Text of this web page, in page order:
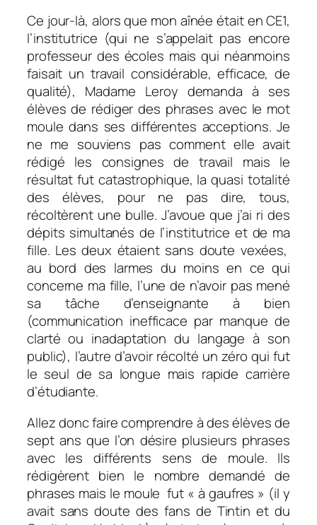
Ce jour-là, alors que mon aînée était en CE1,
l’institutrice (qui ne s’appelait pas encore
professeur des écoles mais qui néanmoins
faisait un travail considérable, efficace, de
qualité), Madame Leroy demanda à ses
élèves de rédiger des phrases avec le mot
moule dans ses différentes acceptions. Je
ne me souviens pas comment elle avait
rédigé les consignes de travail mais le
résultat fut catastrophique, la quasi totalité
des élèves, pour ne pas dire, tous,
récoltèrent une bulle. J’avoue que j’ai ri des
dépits simultanés de l’institutrice et de ma
fille. Les deux étaient sans doute vexées,
au bord des larmes du moins en ce qui
concerne ma fille, l’une de n’avoir pas mené
sa tâche d’enseignante à bien
(communication inefficace par manque de
clarté ou inadaptation du langage à son
public), l’autre d’avoir récolté un zéro qui fut
le seul de sa longue mais rapide carrière
d’étudiante.
Allez donc faire comprendre à des élèves de
sept ans que l’on désire plusieurs phrases
avec les différents sens de moule. Ils
rédigèrent bien le nombre demandé de
phrases mais le moule fut « à gaufres » (il y
avait sans doute des fans de Tintin et du